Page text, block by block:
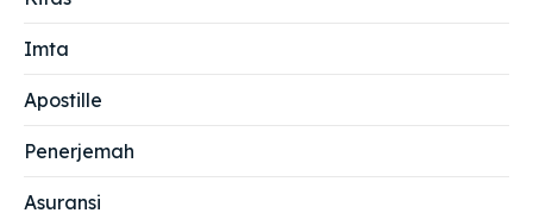
Imta
Apostille
Penerjemah
Asuransi